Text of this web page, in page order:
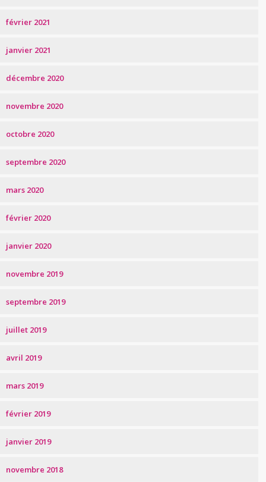
février 2021
janvier 2021
décembre 2020
novembre 2020
octobre 2020
septembre 2020
mars 2020
février 2020
janvier 2020
novembre 2019
septembre 2019
juillet 2019
avril 2019
mars 2019
février 2019
janvier 2019
novembre 2018